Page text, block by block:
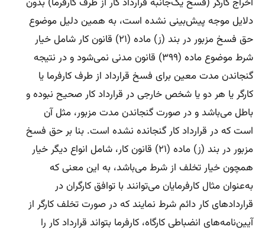
دلایل موجه پیش‌بینی نشده است، به همین دلیل موضوع
حق فسخ مزبور در بند (ز) ماده (۲۱) قانون کار شامل خیار
شرط موضوع ماده (۳۹۹) قانون مدنی نمی‌شود و در نتیجه
گنجاندن مدت معین برای فسخ قرارداد از طرف کارفرما یا
کارگر یا هر دو یا شخص خارجی در قرارداد کار صحیح نبوده و
باطل می‌باشد و در صورت گنجاندن مدت مزبور، مثل آن
است که در قرارداد کار گنجانده نشده است. بنا بر حق فسخ
مزبور در بند (ز) ماده (۲۱) قانون کار، شامل انواع دیگر خیار
همچون خیار تخلف از شرط می‌باشد، به این معنی که
به‌عنوان مثال کارفرمایان می‌‌توانند با توافق کارگران در
قراردادهای کار دائم شرط نمایند که در صورت تخلف کارگر از
آیین‌نامه‌های انضباطی کارگاه، کارفرما بتواند قرارداد کار را